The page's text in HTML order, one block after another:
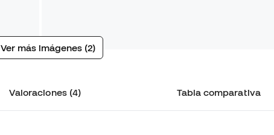
Ver más imágenes (2)
Valoraciones (4) Tabla comparativa